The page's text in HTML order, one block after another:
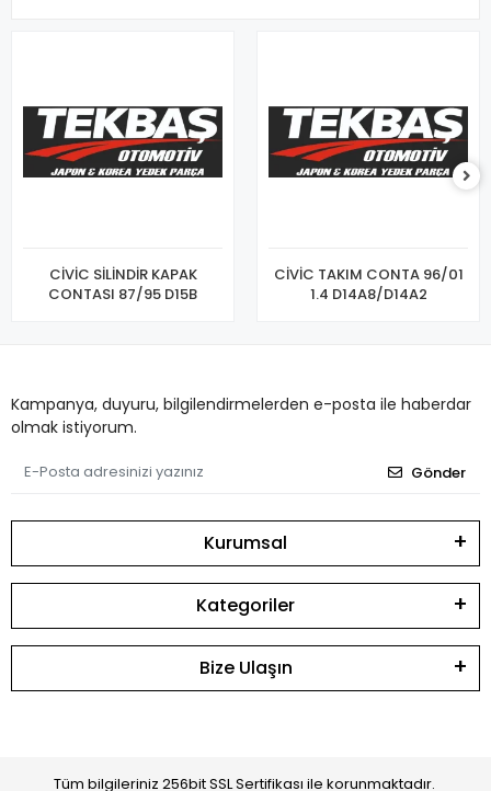
CİVİC SİLİNDİR KAPAK
CONTASI 87/95 D15B
CİVİC TAKIM CONTA 96/01
1.4 D14A8/D14A2
Kampanya, duyuru, bilgilendirmelerden e-posta ile haberdar
olmak istiyorum.
Gönder
Kurumsal
Kategoriler
Bize Ulaşın
Tüm bilgileriniz 256bit SSL Sertifikası ile korunmaktadır.